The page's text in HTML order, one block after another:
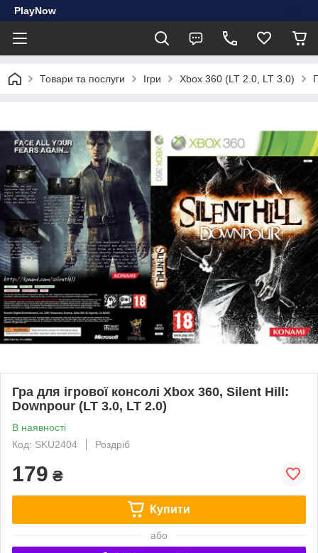
PlayNow
Товари та послуги Ігри Xbox 360 (LT 2.0, LT 3.0)
Гра для ігрової консолі Xbox 360, Silent Hill:
Downpour (LT 3.0, LT 2.0)
В наявності
Код: SKU2404
Роздріб
179 ₴
Купити
або